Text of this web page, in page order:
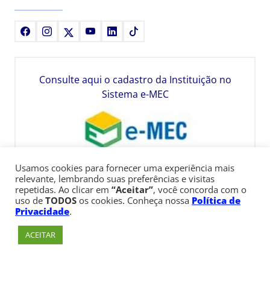
FacebookInstagram YoutubeLinkedIn
Consulte aqui o cadastro da Instituição no
Sistema e-MEC
Usamos cookies para fornecer uma experiência mais
relevante, lembrando suas preferências e visitas
repetidas. Ao clicar em “Aceitar”, você concorda com o
uso de TODOS os cookies. Conheça nossa Política de
Privacidade.
ACEITAR